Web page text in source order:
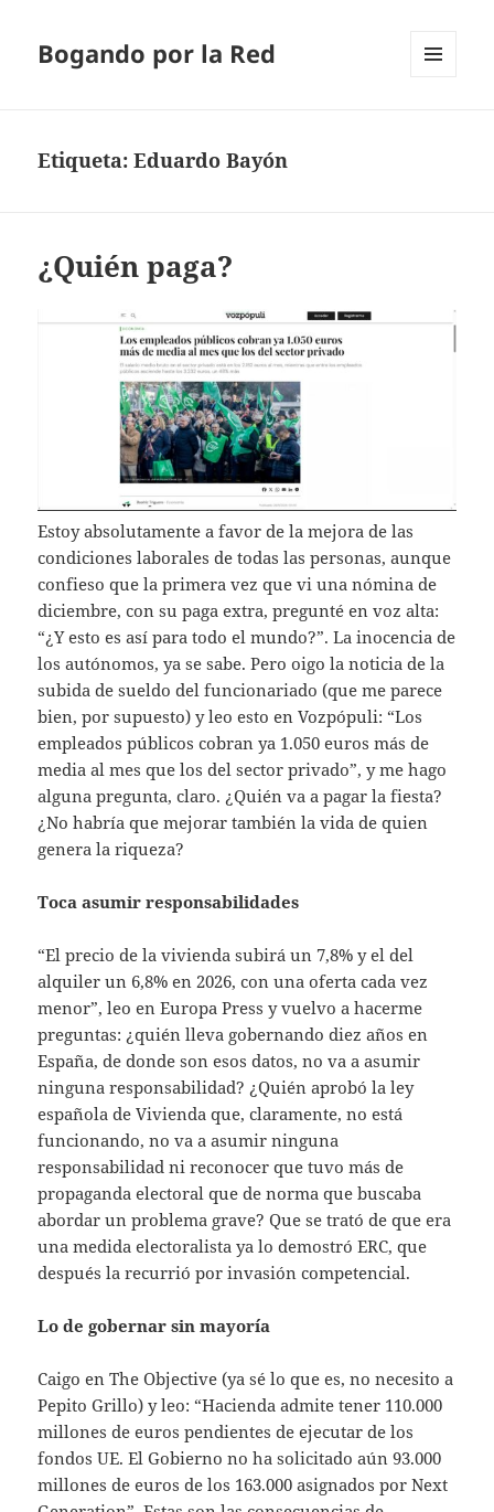
Bogando por la Red
Etiqueta:Eduardo Bayón
¿Quién paga?
Estoy absolutamente a favor de la mejora de las
condiciones laborales de todas las personas, aunque
confieso que la primera vez que vi una nómina de
diciembre, con su paga extra, pregunté en voz alta:
“¿Y esto es así para todo el mundo?”. La inocencia de
los autónomos, ya se sabe. Pero oigo la noticia de la
subida de sueldo del funcionariado (que me parece
bien, por supuesto) y leo esto en Vozpópuli: “Los
empleados públicos cobran ya 1.050 euros más de
media al mes que los del sector privado”, y me hago
alguna pregunta, claro. ¿Quién va a pagar la fiesta?
¿No habría que mejorar también la vida de quien
genera la riqueza?
Toca asumir responsabilidades
“El precio de la vivienda subirá un 7,8% y el del
alquiler un 6,8% en 2026, con una oferta cada vez
menor”, leo en Europa Press y vuelvo a hacerme
preguntas: ¿quién lleva gobernando diez años en
España, de donde son esos datos, no va a asumir
ninguna responsabilidad? ¿Quién aprobó la ley
española de Vivienda que, claramente, no está
funcionando, no va a asumir ninguna
responsabilidad ni reconocer que tuvo más de
propaganda electoral que de norma que buscaba
abordar un problema grave? Que se trató de que era
una medida electoralista ya lo demostró ERC, que
después la recurrió por invasión competencial.
Lo de gobernar sin mayoría
Caigo en The Objective (ya sé lo que es, no necesito a
Pepito Grillo) y leo: “Hacienda admite tener 110.000
millones de euros pendientes de ejecutar de los
fondos UE. El Gobierno no ha solicitado aún 93.000
millones de euros de los 163.000 asignados por Next